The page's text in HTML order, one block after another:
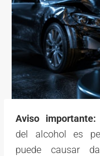
Aviso importante:
del alcohol es
puede causar